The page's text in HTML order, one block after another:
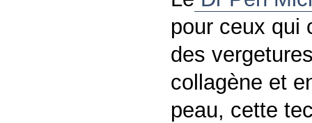
pour ceux qui
des
collagène et
peau, cette